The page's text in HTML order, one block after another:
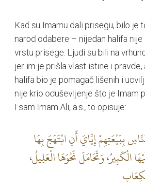
Kad su Imamu dali prisegu, bilo je
narod odabere – nijedan halifa nije
vrstu prisege. Ljudi su bili na
jer im je prišla vlast istine i pravde,
halifa bio je pomagač lišenih i
nije krio oduševljenje što je Imam
I sam Imam Ali, a.s., to opisuje:
بِبَيْعَتِهِمْ‏ إِيَّايَ‏ أَنِ‏ ابْتَهَجَ‏ بِهَا
الْكَبِيرُ، وَتَحَامَلَ نَحْوَهَا الْعَلِيلُ،